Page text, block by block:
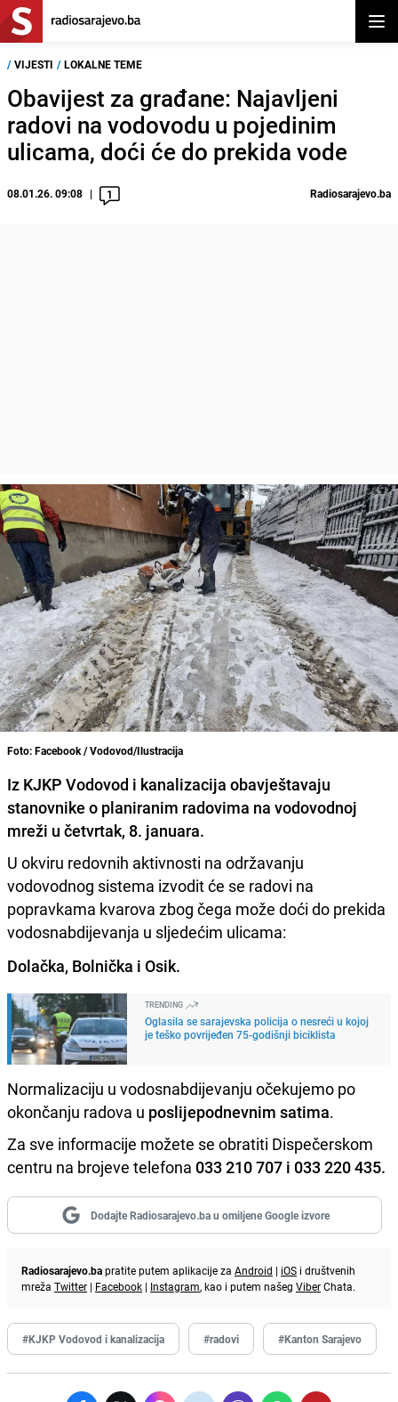
/ VIJESTI / LOKALNE TEME
Obavijest za građane: Najavljeni
radovi na vodovodu u pojedinim
ulicama, doći će do prekida vode
08.01.26. 09:08 1 Radiosarajevo.ba
Foto: Facebook / Vodovod/Ilustracija
Iz KJKP Vodovod i kanalizacija obavještavaju
stanovnike o planiranim radovima na vodovodnoj
mreži u četvrtak, 8. januara.
U okviru redovnih aktivnosti na održavanju
vodovodnog sistema izvodit će se radovi na
popravkama kvarova zbog čega može doći do prekida
vodosnabdijevanja u sljedećim ulicama:
Dolačka, Bolnička i Osik.
TRENDING
Oglasila se sarajevska policija o nesreći u kojoj
je teško povrijeđen 75-godišnji biciklista
Normalizaciju u vodosnabdijevanju očekujemo po
okončanju radova u poslijepodnevnim satima.
Za sve informacije možete se obratiti Dispečerskom
centru na brojeve telefona 033 210 707 i 033 220 435.
Dodajte Radiosarajevo.ba u omiljene Google izvore
Radiosarajevo.bapratite putem aplikacije za Android | iOS i društvenih
mreža Twitter | Facebook | Instagram, kao i putem našeg ViberChata.
#KJKP Vodovod i kanalizacija #radovi #Kanton Sarajevo